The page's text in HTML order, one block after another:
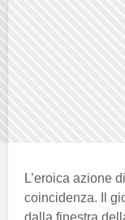
L’eroica azione di
coincidenza. Il